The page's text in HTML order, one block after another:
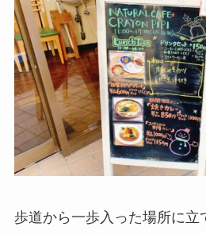
歩道から一歩入った場所に立